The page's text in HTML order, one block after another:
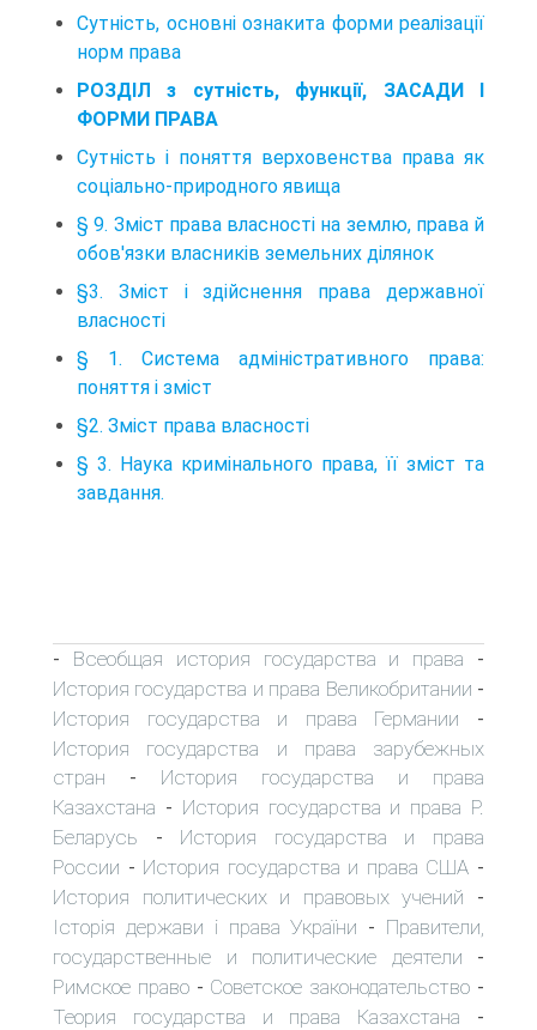
Сутність, основні ознакита форми реалізації
норм права
РОЗДІЛ з сутність, функції, ЗАСАДИ І
ФОРМИ ПРАВА
Сутність і поняття верховенства права як
соціально-природного явища
§ 9. Зміст права власності на землю, права й
обов'язки власників земельних ділянок
§3. Зміст і здійснення права державної
власності
§ 1. Система адміністративного права:
поняття і зміст
§2. Зміст права власності
§ 3. Наука кримінального права, її зміст та
завдання.
- Всеобщая история государства и права -
История государства и права Великобритании -
История государства и права Германии -
История государства и права зарубежных
стран - История государства и права
Казахстана - История государства и права Р.
Беларусь - История государства и права
России - История государства и права США -
История политических и правовых учений -
Історія держави і права України - Правители,
государственные и политические деятели -
Римское право- Советское законодательство -
Теория государства и права Казахстана -